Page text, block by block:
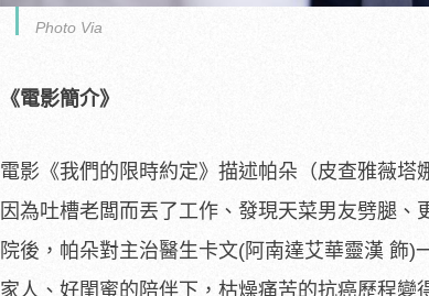
Photo Via
《電影簡介》
電影《我們的限時約定》描述帕朵（皮查雅薇
因為吐槽老闆而丟了工作、 發現天菜男友劈腿、
院後，帕朵對主治醫生卡文(阿南達艾華靈漢 飾
家人、 好閨蜜的陪伴下，枯燥痛苦的抗癌歷程變